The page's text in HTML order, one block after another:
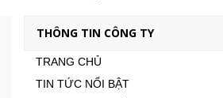
THÔNG TIN CÔNG TY
TRANG CHỦ
TIN TỨC NỔI BẬT